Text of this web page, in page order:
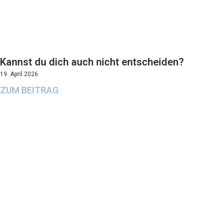
Kannst du dich auch nicht entscheiden?
19. April 2026
ZUM BEITRAG